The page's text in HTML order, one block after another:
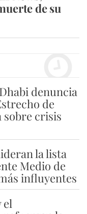
de su
denuncia
de
sobre crisis
la lista
Medio de
influyentes
el